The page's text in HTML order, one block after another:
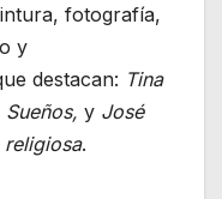
fotografía,
y
destacan: Tina
Sueños, y José
religiosa.